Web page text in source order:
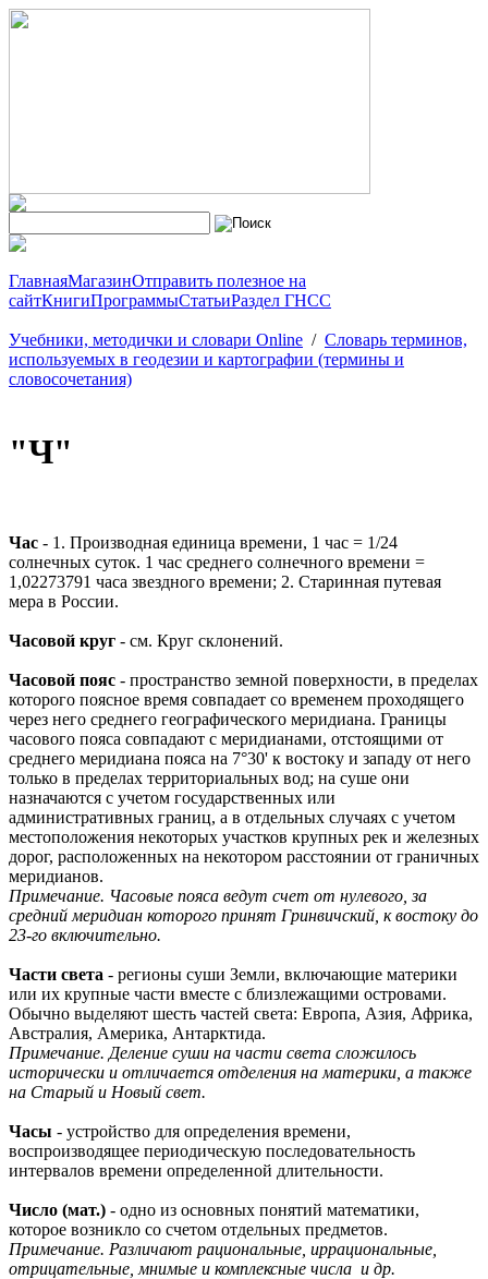
ГлавнаяМагазинОтправить полезное на
сайтКнигиПрограммыСтатьиРаздел ГНСС
Учебники, методички и словари Online / Словарь терминов,
используемых в геодезии и картографии (термины и
словосочетания)
"Ч"
Час - 1. Производная единица времени, 1 час = 1/24
солнечных суток. 1 час среднего солнечного времени =
1,02273791 часа звездного времени; 2. Старинная путевая
мера в России.
Часовой круг - см. Круг склонений.
Часовой пояс - пространство земной поверхности, в пределах
которого поясное время совпадает со временем проходящего
через него среднего географического меридиана. Границы
часового пояса совпадают с меридианами, отстоящими от
среднего меридиана пояса на 7°30' к востоку и западу от него
только в пределах территориальных вод; на суше они
назначаются с учетом государственных или
административных границ, а в отдельных случаях с учетом
местоположения некоторых участков крупных рек и железных
дорог, расположенных на некотором расстоянии от граничных
меридианов.
Примечание. Часовые пояса ведут счет от нулевого, за
средний меридиан которого принят Гринвичский, к востоку до
23-го включительно.
Части света - регионы суши Земли, включающие материки
или их крупные части вместе с близлежащими островами.
Обычно выделяют шесть частей света: Европа, Азия, Африка,
Австралия, Америка, Антарктида.
Примечание. Деление суши на части света сложилось
исторически и отличается отделения на материки, а также
на Старый и Новый свет.
Часы - устройство для определения времени,
воспроизводящее периодическую последовательность
интервалов времени определенной длительности.
Число (мат.) - одно из основных понятий математики,
которое возникло со счетом отдельных предметов.
Примечание. Различают рациональные, иррациональные,
отрицательные, мнимые и комплексные числа и др.